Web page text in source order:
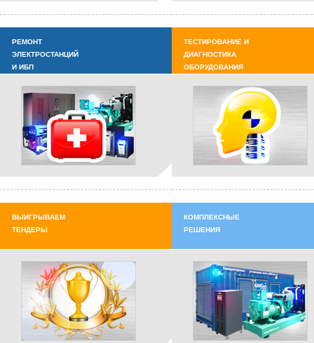
РЕМОНТ
ЭЛЕКТРОСТАНЦИЙ
И ИБП
ТЕСТИРОВАНИЕ И
ДИАГНОСТИКА
ОБОРУДОВАНИЯ
ВЫИГРЫВАЕМ
ТЕНДЕРЫ
КОМПЛЕКСНЫЕ
РЕШЕНИЯ